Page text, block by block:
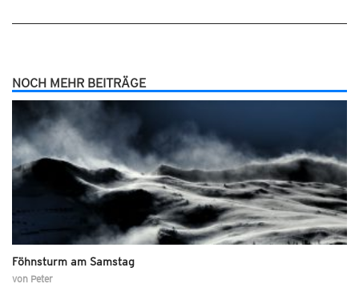
NOCH MEHR BEITRÄGE
Föhnsturm am Samstag
von Peter